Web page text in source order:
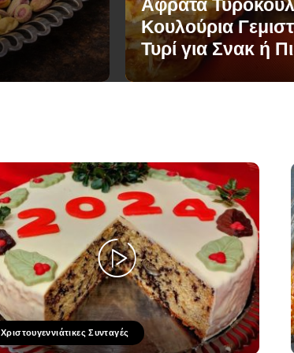
Αφράτα
Κουλούρια
Τυρί για Σνακ ή
Χριστουγεννιάτικες Συνταγές